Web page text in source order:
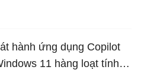
hành ứng dụng Copilot
11 hàng loạt tính